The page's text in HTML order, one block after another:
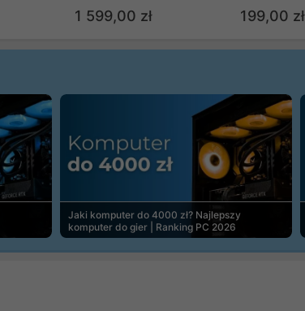
1 599,00 zł 199,00 zł
Jaki komputer do 4000 zł? Najlepszy
komputer do gier | Ranking PC 2026